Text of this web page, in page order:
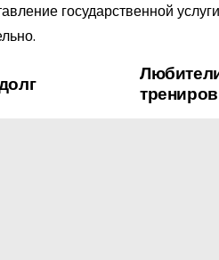
государственной